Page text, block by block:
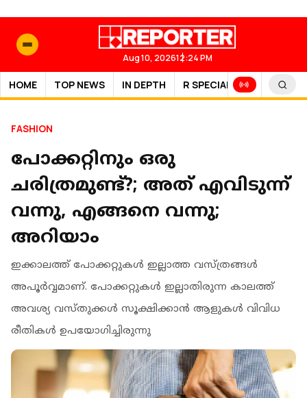
Aug 10, 202612:24 PM
HOME TOP NEWS IN DEPTH R SPECIAL SPORTS
FASHION
പോക്കറ്റിനും ഒരു
ചരിത്രമുണ്ട്?; അത് എവിടുന്ന്
വന്നു, എങ്ങനെ വന്നു;
അറിയാം
ഇക്കാലത്ത് പോക്കറ്റുകള്‍ ഇല്ലാത്ത വസ്ത്രങ്ങള്‍
അപൂര്‍വ്വമാണ്. പോക്കറ്റുകള്‍ ഇല്ലാതിരുന്ന കാലത്ത്
അവശ്യ വസ്തുക്കള്‍ സൂക്ഷിക്കാന്‍ ആളുകള്‍ വിവിധ
രീതികള്‍ ഉപയോഗിച്ചിരുന്നു